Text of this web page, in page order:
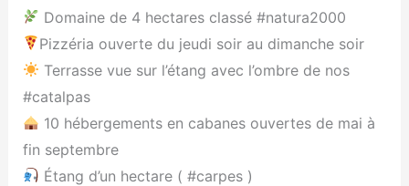
Domaine de 4 hectares classé #natura2000
Pizzéria ouverte du jeudi soir au dimanche soir
Terrasse vue sur l’étang avec l’ombre de nos
#catalpas
10 hébergements en cabanes ouvertes de mai à
fin septembre
Étang d’un hectare ( #carpes )